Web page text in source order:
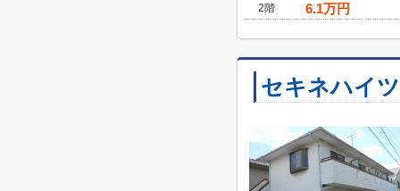
2階
6.1万円
セキネハイツ